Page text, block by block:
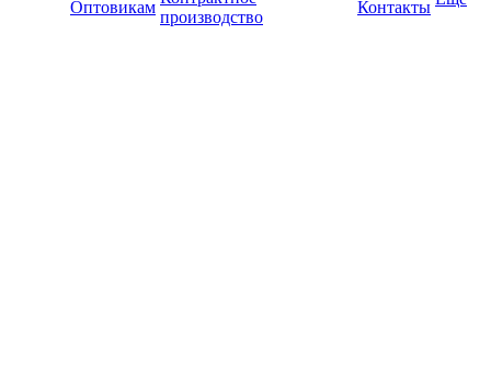
Оптовикам
производство
Контакты